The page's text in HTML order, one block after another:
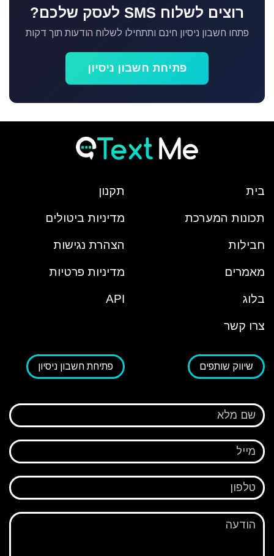
רוצים לשלוח SMS לעסק שלכם?
פתחו חשבון ניסיון חינם ותתחילו לשלוח הודעות תוך דקות
פתיחת חשבון ניסיון
בית
תכונות המערכת
חבילות
מאמרים
בלוג
צרו קשר
תקנון
מדיניות ביטולים
הצהרת נגישות
מדיניות פרטיות
API
פתיחת חשבון ניסיון שיווק שותפים
שם מלא
מייל
טלפון
הודעה